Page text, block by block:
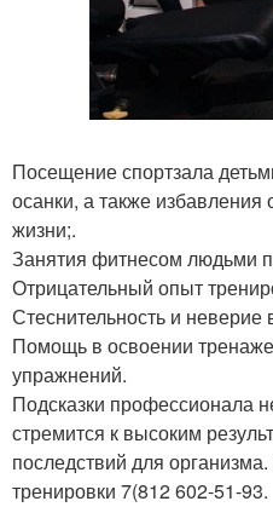
Посещение спортзала
осанки, а также
жизни;.
Занятия фитнесом людьми
Отрицательный опыт
Стеснительность и
Помощь в освоении
упражнений.
Подсказки профессионала
стремится к высоким
последствий для
тренировки 7(812 602-51-93.